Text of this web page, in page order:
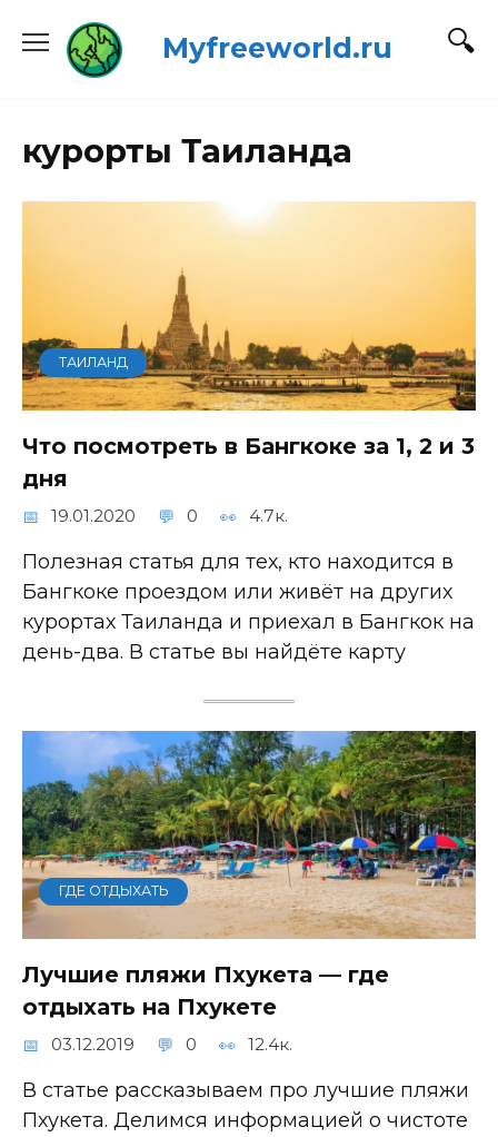
содержанию
Myfreeworld.ru
курорты Таиланда
ТАИЛАНД
Что посмотреть в Бангкоке за 1, 2 и 3
дня
19.01.2020 0 4.7к.
Полезная статья для тех, кто находится в
Бангкоке проездом или живёт на других
курортах Таиланда и приехал в Бангкок на
день-два. В статье вы найдёте карту
ГДЕ ОТДЫХАТЬ
Лучшие пляжи Пхукета — где
отдыхать на Пхукете
03.12.2019 0 12.4к.
В статье рассказываем про лучшие пляжи
Пхукета. Делимся информацией о чистоте